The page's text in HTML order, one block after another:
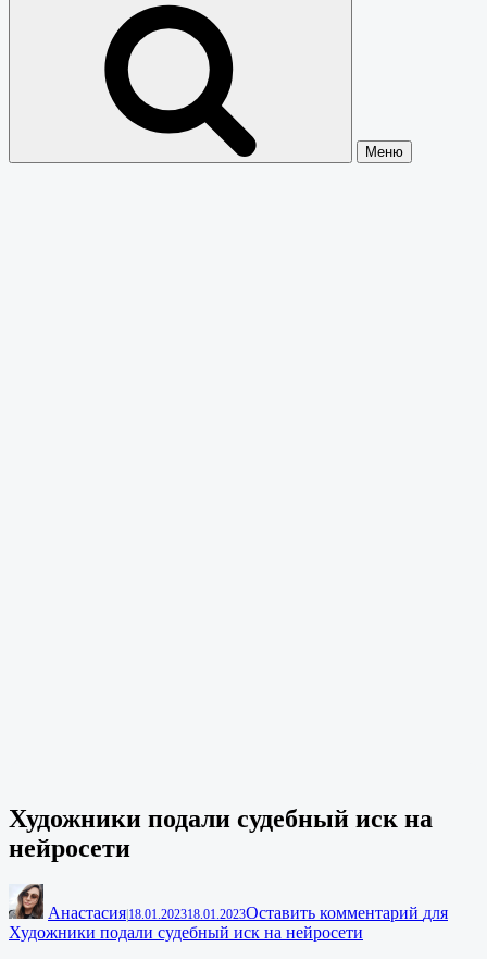
Меню
Художники подали судебный иск на
нейросети
Анастасия 18.01.202318.01.2023Оставить комментарий для
Художники подали судебный иск на нейросети